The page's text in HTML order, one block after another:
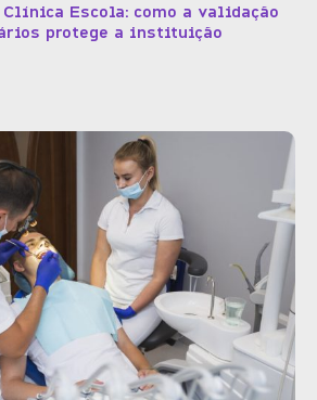
Escola: como a validação
protege a instituição